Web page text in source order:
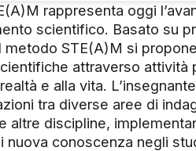
rappresenta oggi
scientifico. Basato su
metodo STE(A)M si
attraverso attività
e alla vita.
tra diverse aree di
altre discipline,
nuova conoscenza negli